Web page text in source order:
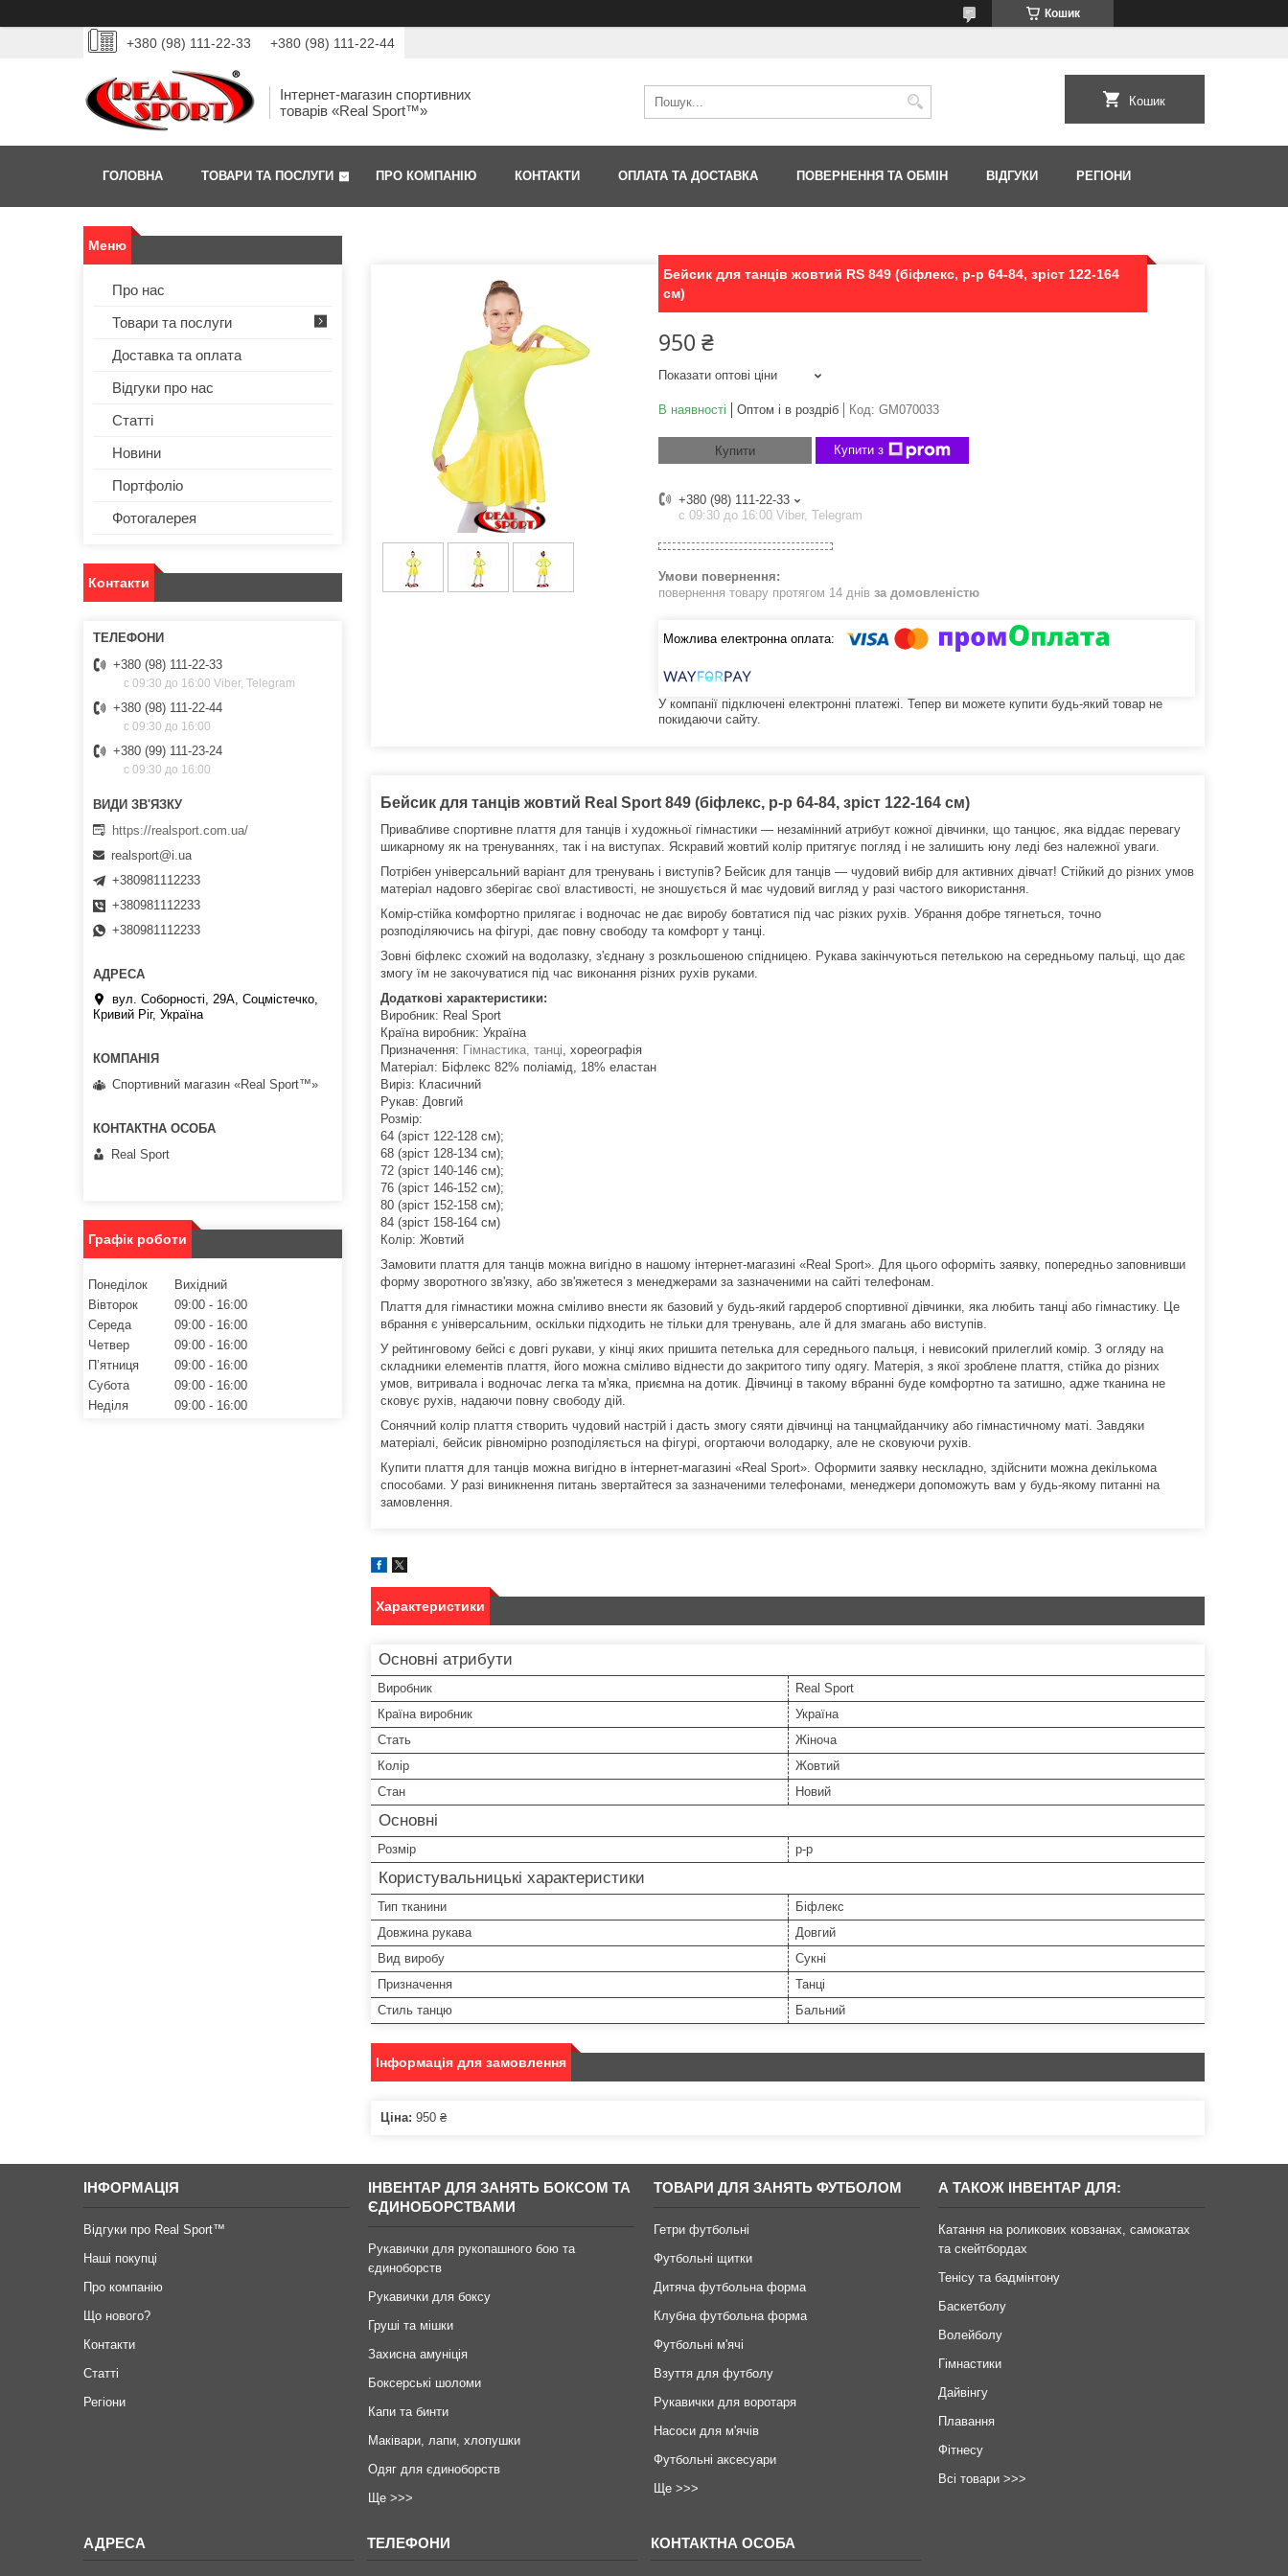
Кошик
+380 (98) 111-22-33 +380 (98) 111-22-44
Інтернет-магазин спортивних
товарів «Real Sport™»
Кошик
ГОЛОВНА ТОВАРИ ТА ПОСЛУГИ ПРО КОМПАНІЮ КОНТАКТИ ОПЛАТА ТА ДОСТАВКА ПОВЕРНЕННЯ ТА ОБМІН ВІДГУКИ РЕГІОНИ
Бейсик для танців жовтий RS 849 (біфлекс, р-р 64-84, зріст 122-164
см)
950 ₴
Показати оптові ціни
В наявності Оптом і в роздріб Код: GM070033
Купити Купити з
+380 (98) 111-22-33
с 09:30 до 16:00 Viber, Telegram
повернення товару протягом 14 днів за домовленістю
У компанії підключені електронні платежі. Тепер ви можете купити будь-який товар не
покидаючи сайту.
Бейсик для танців жовтий Real Sport 849 (біфлекс, р-р 64-84, зріст 122-164 см)
Привабливе спортивне плаття для танців і художньої гімнастики — незамінний атрибут кожної дівчинки, що танцює, яка віддає перевагу
шикарному як на тренуваннях, так і на виступах. Яскравий жовтий колір притягує погляд і не залишить юну леді без належної уваги.
Потрібен універсальний варіант для тренувань і виступів? Бейсик для танців — чудовий вибір для активних дівчат! Стійкий до різних умов
матеріал надовго зберігає свої властивості, не зношується й має чудовий вигляд у разі частого використання.
Комір-стійка комфортно прилягає і водночас не дає виробу бовтатися під час різких рухів. Убрання добре тягнеться, точно
розподіляючись на фігурі, дає повну свободу та комфорт у танці.
Зовні біфлекс схожий на водолазку, з'єднану з розкльошеною спідницею. Рукава закінчуються петелькою на середньому пальці, що дає
змогу їм не закочуватися під час виконання різних рухів руками.
Додаткові характеристики:
Виробник: Real Sport
Країна виробник: Україна
Призначення: Гімнастика, танці , хореографія
Матеріал: Біфлекс 82% поліамід, 18% еластан
Виріз: Класичний
Рукав: Довгий
Розмір:
64 (зріст 122-128 см);
68 (зріст 128-134 см);
72 (зріст 140-146 см);
76 (зріст 146-152 см);
80 (зріст 152-158 см);
84 (зріст 158-164 см)
Колір: Жовтий
Замовити плаття для танців можна вигідно в нашому інтернет-магазині «Real Sport». Для цього оформіть заявку, попередньо заповнивши
форму зворотного зв'язку, або зв'яжетеся з менеджерами за зазначеними на сайті телефонам.
Плаття для гімнастики можна сміливо внести як базовий у будь-який гардероб спортивної дівчинки, яка любить танці або гімнастику. Це
вбрання є універсальним, оскільки підходить не тільки для тренувань, але й для змагань або виступів.
У рейтинговому бейсі є довгі рукави, у кінці яких пришита петелька для середнього пальця, і невисокий прилеглий комір. З огляду на
складники елементів плаття, його можна сміливо віднести до закритого типу одягу. Матерія, з якої зроблене плаття, стійка до різних
умов, витривала і водночас легка та м'яка, приємна на дотик. Дівчинці в такому вбранні буде комфортно та затишно, адже тканина не
сковує рухів, надаючи повну свободу дій.
Сонячний колір плаття створить чудовий настрій і дасть змогу сяяти дівчинці на танцмайданчику або гімнастичному маті. Завдяки
матеріалі, бейсик рівномірно розподіляється на фігурі, огортаючи володарку, але не сковуючи рухів.
Купити плаття для танців можна вигідно в інтернет-магазині «Real Sport». Оформити заявку нескладно, здійснити можна декількома
способами. У разі виникнення питань звертайтеся за зазначеними телефонами, менеджери допоможуть вам у будь-якому питанні на
замовлення.
Характеристики
Основні атрибути
Виробник
Real Sport
Країна виробник
Україна
Стать
Жіноча
Колір
Жовтий
Стан
Новий
Основні
Розмір р-р
Користувальницькі характеристики
Тип тканини
Біфлекс
Довжина рукава
Довгий
Вид виробу
Сукні
Призначення
Танці
Стиль танцю
Бальний
Інформація для замовлення
Ціна: 950 ₴
Про нас
Товари та послуги
Доставка та оплата
Відгуки про нас
Статті
Новини
Портфоліо
Фотогалерея
Контакти
+380 (98) 111-22-33
с 09:30 до 16:00 Viber, Telegram
+380 (98) 111-22-44
с 09:30 до 16:00
+380 (99) 111-23-24
с 09:30 до 16:00
https://realsport.com.ua/
realsport@i.ua
+380981112233
+380981112233
+380981112233
вул. Соборності, 29А, Соцмістечко,
Кривий Ріг, Україна
Спортивний магазин «Real Sport™»
Real Sport
Графік роботи
Понеділок
Вихідний
Вівторок
09:00
16:00
Середа
09:00
16:00
Четвер
09:00
16:00
Пʼятниця
09:00
16:00
Субота
09:00
16:00
Неділя
09:00 16:00
ІНФОРМАЦІЯ
Відгуки про Real Sport™
Наші покупці
Про компанію
Що нового?
Контакти
Статті
Регіони
ІНВЕНТАР ДЛЯ ЗАНЯТЬ БОКСОМ ТА
ЄДИНОБОРСТВАМИ
Рукавички для рукопашного бою та
єдиноборств
Рукавички для боксу
Груші та мішки
Захисна амуніція
Боксерські шоломи
Капи та бинти
Маківари, лапи, хлопушки
Одяг для єдиноборств
Ще >>>
ТОВАРИ ДЛЯ ЗАНЯТЬ ФУТБОЛОМ
Гетри футбольні
Футбольні щитки
Дитяча футбольна форма
Клубна футбольна форма
Футбольні м'ячі
Взуття для футболу
Рукавички для воротаря
Насоси для м'ячів
Футбольні аксесуари
Ще >>>
А ТАКОЖ ІНВЕНТАР ДЛЯ:
Катання на роликових ковзанах, самокатах
та скейтбордах
Тенісу та бадмінтону
Баскетболу
Волейболу
Гімнастики
Дайвінгу
Плавання
Фітнесу
Всі товари >>>